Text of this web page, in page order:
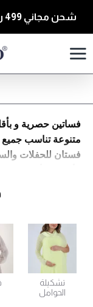
شحن مجاني 499 ريال وأكثر ✅
فساتين حصرية و
متنوعة تناسب جميع
فستان للحفلات
تسوقي الآن
تشكيلة
الحوامل